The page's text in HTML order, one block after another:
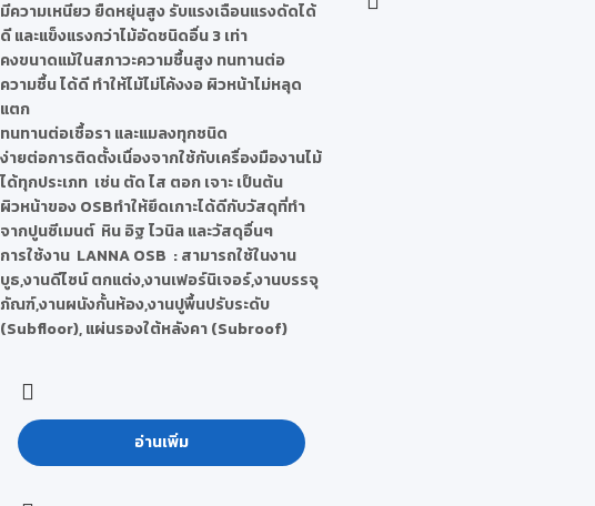
มีความเหนียว ยืดหยุ่นสูง รับแรงเฉือนแรงดัดได้
ดี และแข็งแรงกว่าไม้อัดชนิดอื่น 3 เท่า
คงขนาดแม้ในสภาวะความชื้นสูง ทนทานต่อ
ความชื้น ได้ดี ทำให้ไม้ไม่โค้งงอ ผิวหน้าไม่หลุด
แตก
ทนทานต่อเชื้อรา และแมลงทุกชนิด
ง่ายต่อการติดตั้งเนื่องจากใช้กับเครื่องมืองานไม้
ได้ทุกประเภท เช่น ตัด ไส ตอก เจาะ เป็นต้น
ผิวหน้าของ OSBทำให้ยึดเกาะได้ดีกับวัสดุที่ทำ
จากปูนซีเมนต์ หิน อิฐ ไวนิล และวัสดุอื่นๆ
การใช้งาน LANNA OSB :สามารถใช้ในงาน
บูธ,งานดีไซน์ ตกแต่ง,งานเฟอร์นิเจอร์,งานบรรจุ
ภัณฑ์,งานผนังกั้นห้อง,งานปูพื้นปรับระดับ
(Subfloor), แผ่นรองใต้หลังคา (Subroof)
อ่านเพิ่ม